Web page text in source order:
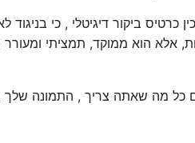
ביקור דיגיטלי , כי בניגוד
אלא הוא ממוקד, תמציתי
כל מה שאתה צריך , התמונה שלך